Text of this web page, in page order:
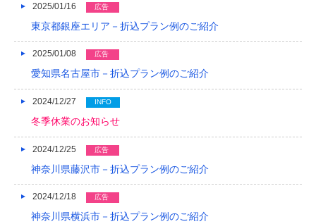
2013/05
2013/04
2013/02
2013/01
2012/12
2012/11
2025/01/16 広告
東京都銀座エリア－折込プラン例のご紹介
2025/01/08 広告
愛知県名古屋市－折込プラン例のご紹介
2024/12/27 INFO
冬季休業のお知らせ
2024/12/25 広告
神奈川県藤沢市－折込プラン例のご紹介
2024/12/18 広告
神奈川県横浜市－折込プラン例のご紹介